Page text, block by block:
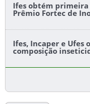
Ifes obtém primeira
Prêmio Fortec de
Ifes, Incaper e
composição